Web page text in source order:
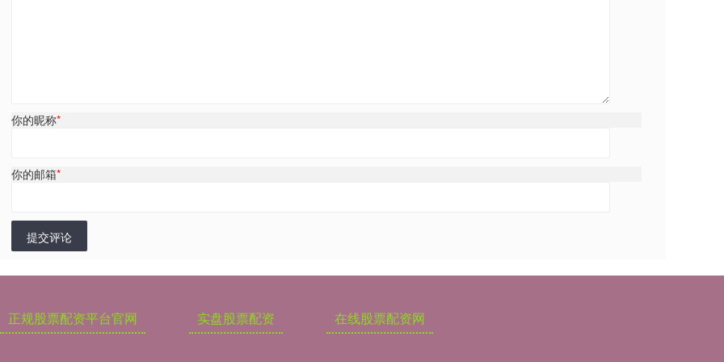
你的昵称*
你的邮箱*
提交评论
正规股票配资平台官网 实盘股票配资 在线股票配资网